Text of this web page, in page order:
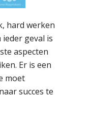
hard werken
geval is
aspecten
Er is een
moet
succes te